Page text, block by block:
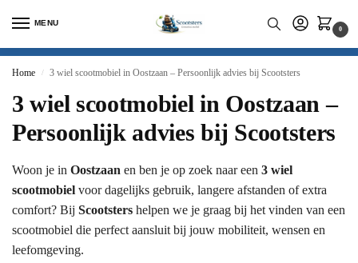
MENU
0
Home / 3 wiel scootmobiel in Oostzaan – Persoonlijk advies bij Scootsters
3 wiel scootmobiel in Oostzaan –
Persoonlijk advies bij Scootsters
Woon je in Oostzaan en ben je op zoek naar een 3 wiel
scootmobiel voor dagelijks gebruik, langere afstanden of extra
comfort? Bij Scootsters helpen we je graag bij het vinden van een
scootmobiel die perfect aansluit bij jouw mobiliteit, wensen en
leefomgeving.